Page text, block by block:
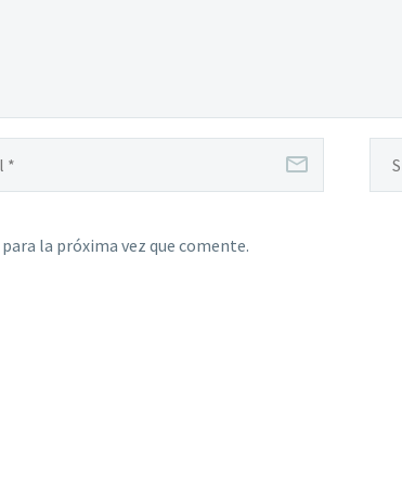
la próxima vez que comente.